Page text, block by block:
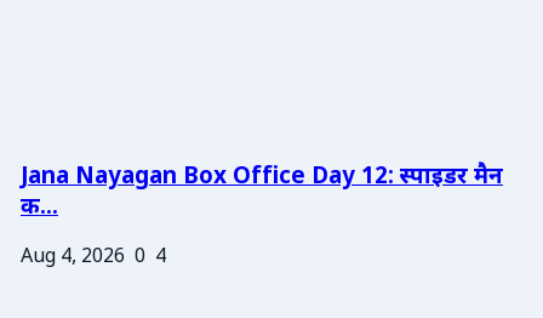
Jana Nayagan Box Office Day 12: स्पाइडर मैन
क...
Aug 4, 2026 0 4